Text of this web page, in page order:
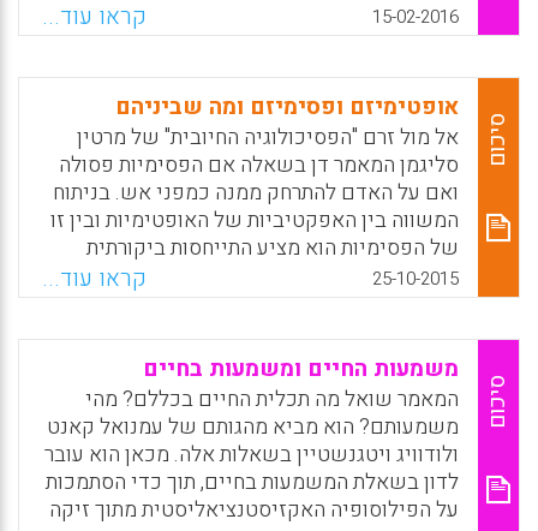
אידיאולוגיית התִרבות לאידיאולוגיית
פרדיגמות הזהות והגישות החינוכיות המשתמעות
מהם, ובוחן את המשמעויות מרחיקות הלכת של
יישום כל אחת מהגישות (אוהד דוד).
WhatsApp
Facebook
Email
X
העשייה החינוכית היא לעורר בלומדים את
השאיפה למשמעות ולסייע להם להוביל לחיי
משמעות. מתוך טעם זה ממש נגזרת חשיבות
הצגתו של עולמו הפילוסופי והחינוכי-מעשי של
יאנוש קורצ'אק בתכנית הלימודים בחוגים
למחשבת החינוך במוסדות להשכלה גבוהה
ובהכשרת מורים בישראל. פרשנות מוצלחת
ומעניינת של תשתית פילוסופית זו עשויה ליצור
עמדה מפורשת בשאלת משמעות החיים (נורית
בסמן מור).
WhatsApp
Facebook
Email
X
15-02-2016 קראו עוד...
סיכום
אופטימיזם ופסימיזם ומה שביניהם
אל מול זרם "הפסיכולוגיה החיובית" של מרטין
סליגמן המאמר דן בשאלה אם הפסימיות פסולה
ואם על האדם להתרחק ממנה כמפני אש. בניתוח
המשווה בין האפקטיביות של האופטימיות ובין זו
של הפסימיות הוא מציע התייחסות ביקורתית
ומפוכחת כלפי זו וכלפי זו, ובתוך כך מראה כמה
מתפקידיה החיוביים של פסימיות שקולה בחייו
של אדם (אדיר כהן).
WhatsApp
Facebook
Email
X
25-10-2015 קראו עוד...
סיכום
משמעות החיים ומשמעות בחיים
המאמר שואל מה תכלית החיים בכללם? מהי
משמעותם? הוא מביא מהגותם של עמנואל קאנט
ולודוויג ויטגנשטיין בשאלות אלה. מכאן הוא עובר
לדון בשאלת המשמעות בחיים, תוך כדי הסתמכות
על הפילוסופיה האקזיסטנציאליסטית מתוך זיקה